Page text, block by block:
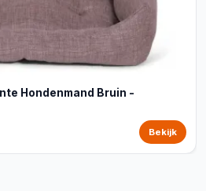
Hondenmand Bruin -
Bekijk